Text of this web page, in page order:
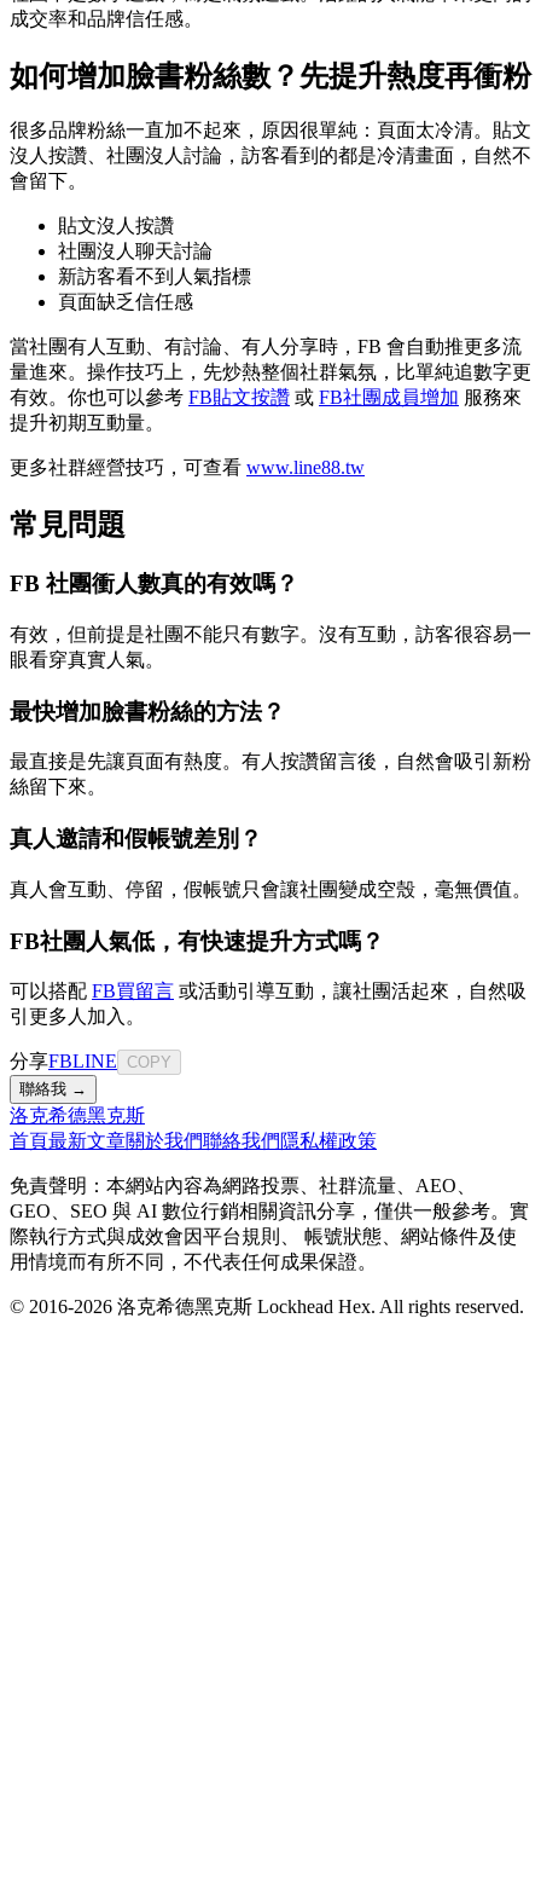
成交率和品牌信任感。
如何增加臉書粉絲數？先提升熱度再衝粉
很多品牌粉絲一直加不起來，原因很單純：頁面太冷清。貼文
沒人按讚、社團沒人討論，訪客看到的都是冷清畫面，自然不
會留下。
貼文沒人按讚
社團沒人聊天討論
新訪客看不到人氣指標
頁面缺乏信任感
當社團有人互動、有討論、有人分享時，FB 會自動推更多流
量進來。操作技巧上，先炒熱整個社群氣氛，比單純追數字更
有效。你也可以參考 FB貼文按讚 或 FB社團成員增加 服務來
提升初期互動量。
更多社群經營技巧，可查看 www.line88.tw
常見問題
FB 社團衝人數真的有效嗎？
有效，但前提是社團不能只有數字。沒有互動，訪客很容易一
眼看穿真實人氣。
最快增加臉書粉絲的方法？
最直接是先讓頁面有熱度。有人按讚留言後，自然會吸引新粉
絲留下來。
真人邀請和假帳號差別？
真人會互動、停留，假帳號只會讓社團變成空殼，毫無價值。
FB社團人氣低，有快速提升方式嗎？
可以搭配 FB買留言 或活動引導互動，讓社團活起來，自然吸
引更多人加入。
分享FBLINE
COPY
聯絡我 →
洛克希德黑克斯
首頁最新文章關於我們聯絡我們 隱私權政策
免責聲明：本網站內容為網路投票、社群流量、AEO、
GEO、SEO 與 AI 數位行銷相關資訊分享，僅供一般參考。實
際執行方式與成效會因平台規則、 帳號狀態、網站條件及使
用情境而有所不同，不代表任何成果保證。
© 2016-2026 洛克希德黑克斯 Lockhead Hex. All rights reserved.